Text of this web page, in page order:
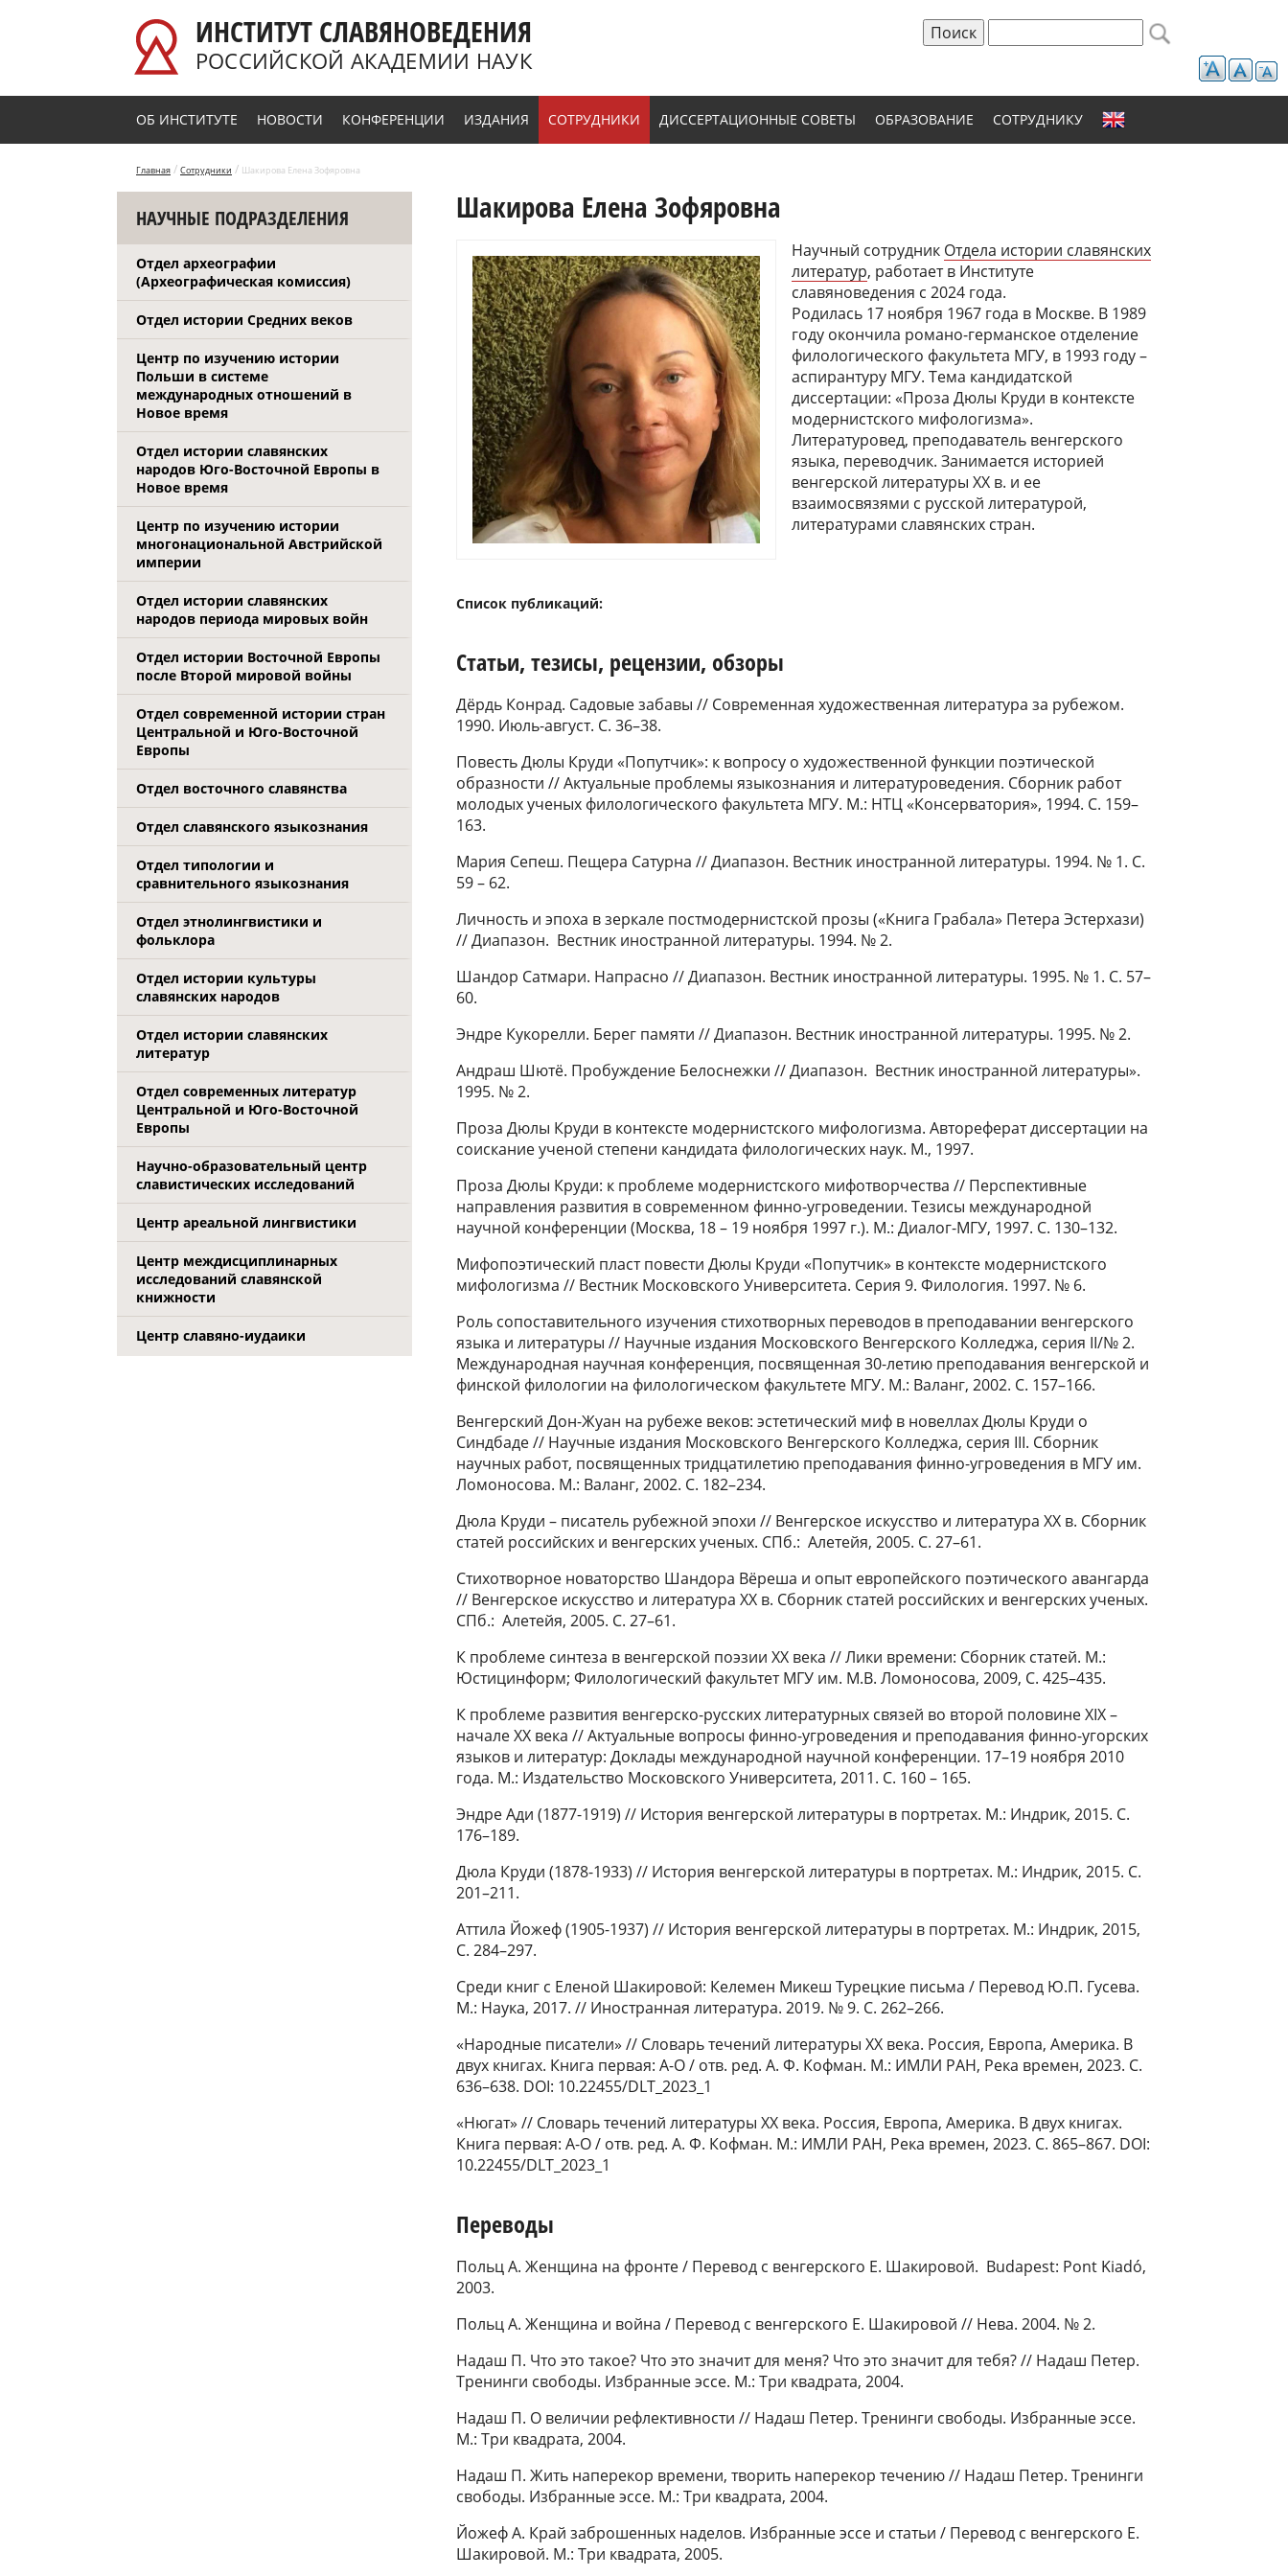
ИНСТИТУТ СЛАВЯНОВЕДЕНИЯ
РОССИЙСКОЙ АКАДЕМИИ НАУК Форма поиска
ОБ ИНСТИТУТЕ НОВОСТИ КОНФЕРЕНЦИИ ИЗДАНИЯ СОТРУДНИКИ ДИССЕРТАЦИОННЫЕ СОВЕТЫ ОБРАЗОВАНИЕ СОТРУДНИКУ
Главная / Сотрудники / Шакирова Елена Зофяровна
НАУЧНЫЕ ПОДРАЗДЕЛЕНИЯ
Отдел археографии
(Археографическая комиссия)
Отдел истории Средних веков
Центр по изучению истории
Польши в системе
международных отношений в
Новое время
Отдел истории славянских
народов Юго-Восточной Европы в
Новое время
Центр по изучению истории
многонациональной Австрийской
империи
Отдел истории славянских
народов периода мировых войн
Отдел истории Восточной Европы
после Второй мировой войны
Отдел современной истории стран
Центральной и Юго-Восточной
Европы
Отдел восточного славянства
Отдел славянского языкознания
Отдел типологии и
сравнительного языкознания
Отдел этнолингвистики и
фольклора
Отдел истории культуры
славянских народов
Отдел истории славянских
литератур
Отдел современных литератур
Центральной и Юго-Восточной
Европы
Научно-образовательный центр
славистических исследований
Центр ареальной лингвистики
Центр междисциплинарных
исследований славянской
книжности
Центр славяно-иудаики
Шакирова Елена Зофяровна
Научный сотрудник Отдела истории славянских
литератур, работает в Институте
славяноведения с 2024 года.
Родилась 17 ноября 1967 года в Москве. В 1989
году окончила романо-германское отделение
филологического факультета МГУ, в 1993 году –
аспирантуру МГУ. Тема кандидатской
диссертации: «Проза Дюлы Круди в контексте
модернистского мифологизма».
Литературовед, преподаватель венгерского
языка, переводчик. Занимается историей
венгерской литературы ХХ в. и ее
взаимосвязями с русской литературой,
литературами славянских стран.
Список публикаций:
Статьи, тезисы, рецензии, обзоры
Дёрдь Конрад. Садовые забавы // Современная художественная литература за рубежом.
1990. Июль-август. С. 36–38.
Повесть Дюлы Круди «Попутчик»: к вопросу о художественной функции поэтической
образности // Актуальные проблемы языкознания и литературоведения. Сборник работ
молодых ученых филологического факультета МГУ. М.: НТЦ «Консерватория», 1994. С. 159–
163.
Мария Сепеш. Пещера Сатурна // Диапазон. Вестник иностранной литературы. 1994. № 1. С.
59 – 62.
Личность и эпоха в зеркале постмодернистской прозы («Книга Грабала» Петера Эстерхази)
// Диапазон. Вестник иностранной литературы. 1994. № 2.
Шандор Сатмари. Напрасно // Диапазон. Вестник иностранной литературы. 1995. № 1. С. 57–
60.
Эндре Кукорелли. Берег памяти // Диапазон. Вестник иностранной литературы. 1995. № 2.
Андраш Шютё. Пробуждение Белоснежки // Диапазон. Вестник иностранной литературы».
1995. № 2.
Проза Дюлы Круди в контексте модернистского мифологизма. Автореферат диссертации на
соискание ученой степени кандидата филологических наук. М., 1997.
Проза Дюлы Круди: к проблеме модернистского мифотворчества // Перспективные
направления развития в современном финно-угроведении. Тезисы международной
научной конференции (Москва, 18 – 19 ноября 1997 г.). М.: Диалог-МГУ, 1997. С. 130–132.
Мифопоэтический пласт повести Дюлы Круди «Попутчик» в контексте модернистского
мифологизма // Вестник Московского Университета. Серия 9. Филология. 1997. № 6.
Роль сопоставительного изучения стихотворных переводов в преподавании венгерского
языка и литературы // Научные издания Московского Венгерского Колледжа, серия II/№ 2.
Международная научная конференция, посвященная 30-летию преподавания венгерской и
финской филологии на филологическом факультете МГУ. М.: Валанг, 2002. С. 157–166.
Венгерский Дон-Жуан на рубеже веков: эстетический миф в новеллах Дюлы Круди о
Синдбаде // Научные издания Московского Венгерского Колледжа, серия III. Сборник
научных работ, посвященных тридцатилетию преподавания финно-угроведения в МГУ им.
Ломоносова. М.: Валанг, 2002. С. 182–234.
Дюла Круди – писатель рубежной эпохи // Венгерское искусство и литература ХХ в. Сборник
статей российских и венгерских ученых. СПб.: Алетейя, 2005. С. 27–61.
Стихотворное новаторство Шандора Вёреша и опыт европейского поэтического авангарда
// Венгерское искусство и литература ХХ в. Сборник статей российских и венгерских ученых.
СПб.: Алетейя, 2005. С. 27–61.
К проблеме синтеза в венгерской поэзии ХХ века // Лики времени: Сборник статей. М.:
Юстицинформ; Филологический факультет МГУ им. М.В. Ломоносова, 2009, С. 425–435.
К проблеме развития венгерско-русских литературных связей во второй половине XIX –
начале ХХ века // Актуальные вопросы финно-угроведения и преподавания финно-угорских
языков и литератур: Доклады международной научной конференции. 17–19 ноября 2010
года. М.: Издательство Московского Университета, 2011. С. 160 – 165.
Эндре Ади (1877-1919) // История венгерской литературы в портретах. М.: Индрик, 2015. С.
176–189.
Дюла Круди (1878-1933) // История венгерской литературы в портретах. М.: Индрик, 2015. С.
201–211.
Аттила Йожеф (1905-1937) // История венгерской литературы в портретах. М.: Индрик, 2015,
С. 284–297.
Среди книг с Еленой Шакировой: Келемен Микеш Турецкие письма / Перевод Ю.П. Гусева.
М.: Наука, 2017. // Иностранная литература. 2019. № 9. С. 262–266.
«Народные писатели» // Словарь течений литературы ХХ века. Россия, Европа, Америка. В
двух книгах. Книга первая: А-О / отв. ред. А. Ф. Кофман. М.: ИМЛИ РАН, Река времен, 2023. С.
636–638. DOI: 10.22455/DLT_2023_1
«Нюгат» // Словарь течений литературы ХХ века. Россия, Европа, Америка. В двух книгах.
Книга первая: А-О / отв. ред. А. Ф. Кофман. М.: ИМЛИ РАН, Река времен, 2023. С. 865–867. DOI:
10.22455/DLT_2023_1
Переводы
Польц А. Женщина на фронте / Перевод с венгерского Е. Шакировой. Budapest: Pont Kiadó,
2003.
Польц А. Женщина и война / Перевод с венгерского Е. Шакировой // Нева. 2004. № 2.
Надаш П. Что это такое? Что это значит для меня? Что это значит для тебя? // Надаш Петер.
Тренинги свободы. Избранные эссе. М.: Три квадрата, 2004.
Надаш П. О величии рефлективности // Надаш Петер. Тренинги свободы. Избранные эссе.
М.: Три квадрата, 2004.
Надаш П. Жить наперекор времени, творить наперекор течению // Надаш Петер. Тренинги
свободы. Избранные эссе. М.: Три квадрата, 2004.
Йожеф А. Край заброшенных наделов. Избранные эссе и статьи / Перевод с венгерского Е.
Шакировой. М.: Три квадрата, 2005.